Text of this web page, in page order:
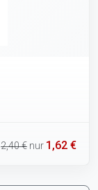
2,40 € nur 1,62 €